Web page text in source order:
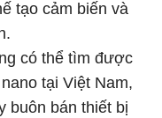
tạo cảm biến và
có thể tìm được
tại Việt Nam,
buôn bán thiết bị